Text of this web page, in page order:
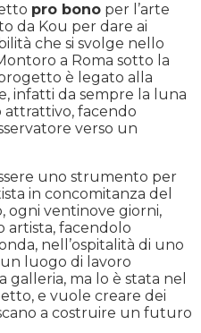
pro bono per l’arte
da Kou per dare ai
che si svolge nello
a Roma sotto la
è legato alla
infatti da sempre la luna
attrattivo, facendo
verso un
uno strumento per
in concomitanza del
ogni ventinove giorni,
artista, facendolo
nell’ospitalità di uno
luogo di lavoro
galleria, ma lo è stata nel
e vuole creare dei
a costruire un futuro